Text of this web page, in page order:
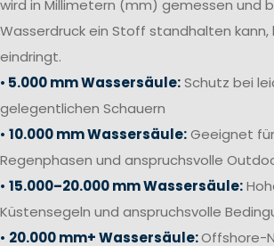
wird in Millimetern (mm) gemessen und
Wasserdruck ein Stoff standhalten kann,
eindringt.
• 5.000 mm Wassersäule:Schutz bei
gelegentlichen Schauern
• 10.000 mm Wassersäule:Geeignet
Regenphasen und anspruchsvolle
• 15.000–20.000 mm Wassersäule:
Küstensegeln und anspruchsvolle
• 20.000 mm+ Wassersäule:Offshore-